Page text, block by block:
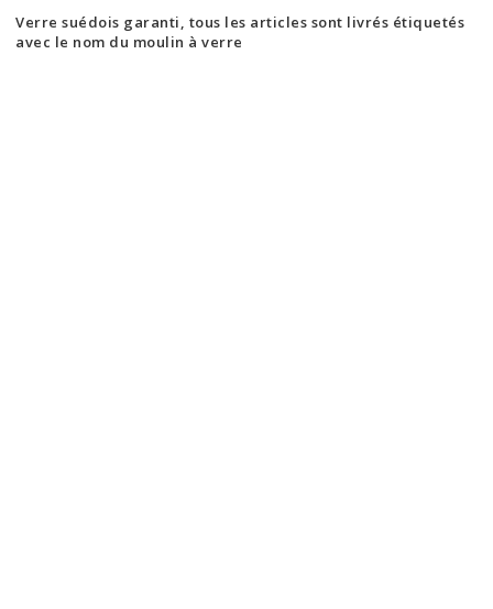
Verre suédois garanti, tous les articles sont livrés étiquetés
avec le nom du moulin à verre